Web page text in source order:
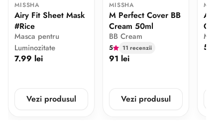
MISSHA
Airy Fit Sheet Mask
#Rice
Masca pentru
Luminozitate
7.99 lei
Vezi produsul
MISSHA
M Perfect Cover BB
Cream 50ml
BB Cream
5 11 recenzii
91 lei
Vezi produsul
Airy